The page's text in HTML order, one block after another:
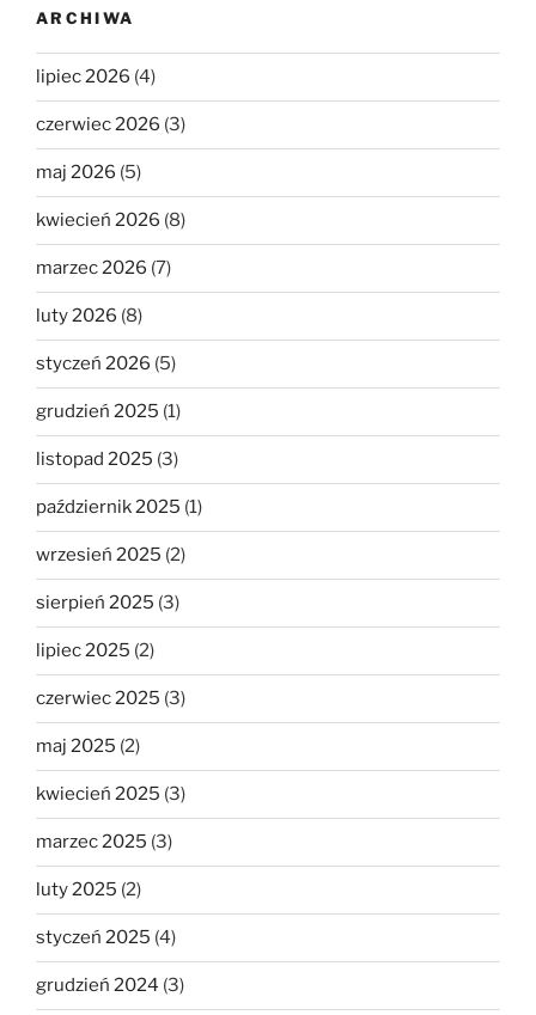
ARCHIWA
lipiec 2026 (4)
czerwiec 2026 (3)
maj 2026 (5)
kwiecień 2026 (8)
marzec 2026 (7)
luty 2026 (8)
styczeń 2026 (5)
grudzień 2025 (1)
listopad 2025 (3)
październik 2025 (1)
wrzesień 2025 (2)
sierpień 2025 (3)
lipiec 2025 (2)
czerwiec 2025 (3)
maj 2025 (2)
kwiecień 2025 (3)
marzec 2025 (3)
luty 2025 (2)
styczeń 2025 (4)
grudzień 2024 (3)